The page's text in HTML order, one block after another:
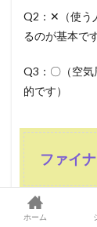
Q2：✕（使う
るのが基本です
Q3：〇（空気
的です）
ファイ
Q1：〇（以
ホーム